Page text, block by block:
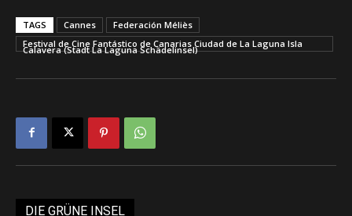
TAGS Cannes
Federación Méliès
Festival de Cine Fantástico de Canarias Ciudad de La Laguna Isla
Calavera (Stadt La Laguna Schädelinsel)
DIE GRÜNE INSEL